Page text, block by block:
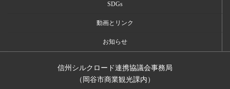
SDGs
動画とリンク
お知らせ
信州シルクロード連携協議会事務局
（岡谷市商業観光課内）